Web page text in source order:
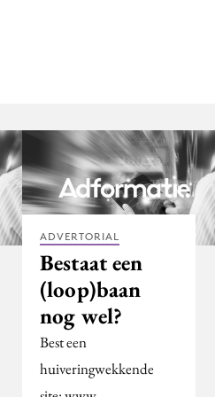
ADVERTORIAL
Bestaat een
(loop)baan
nog wel?
Best een
huiveringwekkende